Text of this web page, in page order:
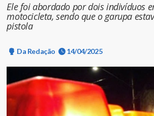
Ele foi abordado por dois indivíduos
motocicleta, sendo que o garupa
pistola
Da Redação 14/04/2025